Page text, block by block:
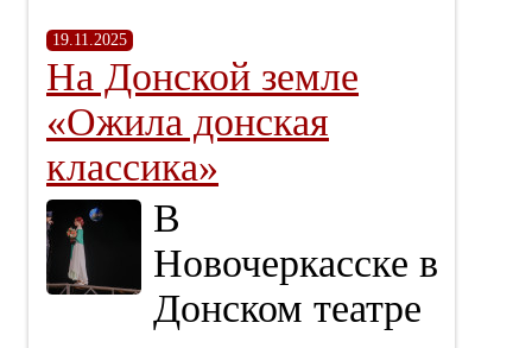
19.11.2025
На Донской земле
«Ожила донская
классика»
В
Новочеркасске в
Донском театре